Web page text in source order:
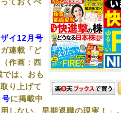
イ12月号
連載「ど
作画：西
は、おも
り上げて
号に掲載中
しない、早期退職の現実！」。